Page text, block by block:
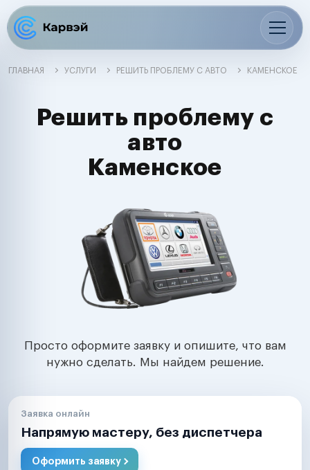
ГЛАВНАЯ УСЛУГИ РЕШИТЬ ПРОБЛЕМУ С АВТО КАМЕНСКОЕ
Решить проблему с
авто
Каменское
Просто оформите заявку и опишите, что вам
нужно сделать. Мы найдем решение.
Заявка онлайн
Напрямую мастеру, без диспетчера
Оформить заявку